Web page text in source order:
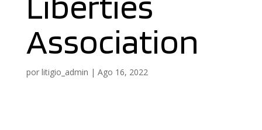
Association
por litigio_admin | Ago 16, 2022